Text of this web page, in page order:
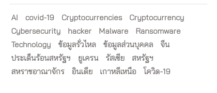
AI covid-19 Cryptocurrencies
Cryptocurrency
Cybersecurity
hacker Malware
Ransomware
Technology
ข้อมูลรั่วไหล ข้อมูลส่วนบุคคล
จีน
ประเด็นร้อนสหรัฐฯ
ยูเครน รัสเซีย
สหรัฐฯ
สหราชอาณาจักร
อินเดีย เกาหลีเหนือ โควิด-19